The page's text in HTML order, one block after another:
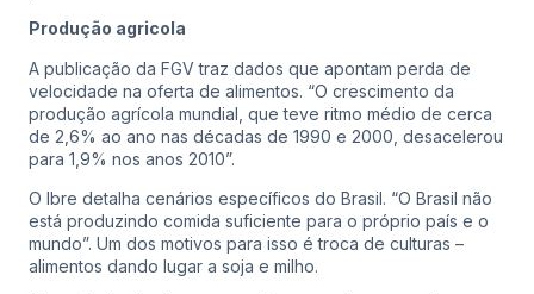
Produção agricola
A publicação da FGV traz dados que apontam perda de
velocidade na oferta de alimentos. “O crescimento da
produção agrícola mundial, que teve ritmo médio de cerca
de 2,6% ao ano nas décadas de 1990 e 2000, desacelerou
para 1,9% nos anos 2010”.
O Ibre detalha cenários específicos do Brasil. “O Brasil não
está produzindo comida suficiente para o próprio país e o
mundo”. Um dos motivos para isso é troca de culturas –
alimentos dando lugar a soja e milho.